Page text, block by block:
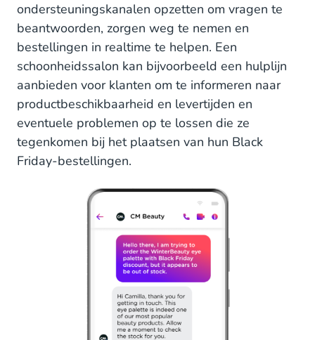
ondersteuningskanalen opzetten om vragen te
beantwoorden, zorgen weg te nemen en
bestellingen in realtime te helpen. Een
schoonheidssalon kan bijvoorbeeld een hulplijn
aanbieden voor klanten om te informeren naar
productbeschikbaarheid en levertijden en
eventuele problemen op te lossen die ze
tegenkomen bij het plaatsen van hun Black
Friday-bestellingen.